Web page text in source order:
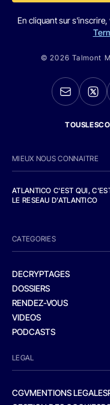
En cliquant sur
© 2026 Talmont
MIEUX NOUS CONNAITRE
ATLANTICO C'EST QUI,
LE RESEAU D'ATLANTICO
CATEGORIES
DECRYPTAGES
DOSSIERS
RENDEZ-VOUS
VIDEOS
PODCASTS
LEGAL
CGVMENTIONS LEGALES